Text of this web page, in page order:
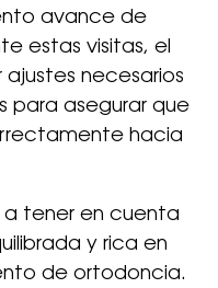
avance de
estas visitas, el
necesarios
para asegurar que
hacia
tener en cuenta
y rica en
de ortodoncia.